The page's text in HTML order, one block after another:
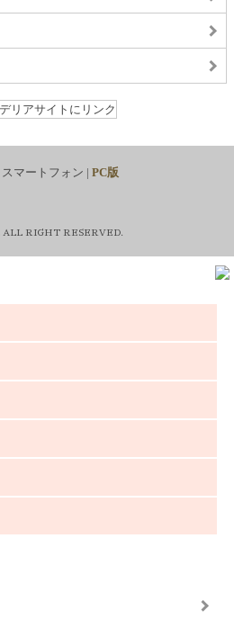
スマートフォン | PC版
ALL RIGHT RESERVED.